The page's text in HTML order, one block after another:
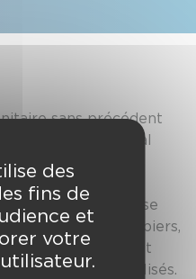
sans précédent
contrôleur général
des
de la Haute-
s’adresse
: sapeurs-pompiers,
volontaires et
et spécialisés.
des
fins de
et
votre